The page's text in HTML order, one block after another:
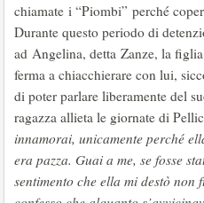
chiamate i “Piombi” perché
Durante questo periodo di
ad Angelina, detta Zanze, la
ferma a chiacchierare con lui,
di poter parlare liberamente del
ragazza allieta le giornate di
innamorai, unicamente perché
era pazza. Guai a me, se fosse
sentimento che ella mi destò non